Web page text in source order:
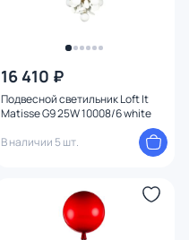
16 410 ₽
Подвесной светильник Loft It
Matisse G9 25W 10008/6 white
В наличии 5 шт.